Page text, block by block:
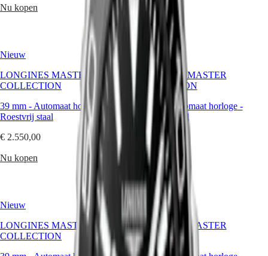
DOLCEVITA
LONGINES
DOLCEVITA
LONGINES
PRIMALUNA
FLAGSHIP
CLASSIC
EVIDENZA
ELEGANT
COLLECTION
GRANDE
CLASSIQUE
LONGINES
行
Singapore
湾
地
區
ไทย
Europa
Österreich
(
Denmark
Finland
France
Nu kopen Nu kopen
Nieuw
LONGINES MASTER
COLLECTION
39 mm - Automaat horloge -
Roestvrij staal
€ 2.550,00
Nu kopen
Nieuw
LONGINES MASTER
COLLECTION
39 mm - Automaat horloge-
Roestvrij staal
€ 2.550,00
Nu kopen
Nieuw
LONGINES MASTER
COLLECTION
Nieuw
LONGINES MASTER
COLLECTION